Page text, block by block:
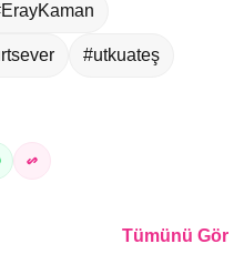
#utkuateş
Tümünü Gör